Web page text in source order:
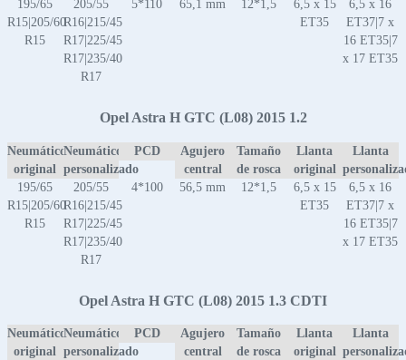
195/65
R15|205/60
R15
205/55
R16|215/45
R17|225/45
R17|235/40
R17
5*110 65,1 mm 12*1,5
6,5 x 15
ET35
6,5 x 16
ET37|7 x
16 ET35|7
x 17 ET35
Opel Astra H GTC (L08) 2015 1.2
Neumático
original
Neumático
personalizado
PCD
Agujero
central
Tamaño
de rosca
Llanta
original
Llanta
195/65
R15|205/60
R15
205/55
R16|215/45
R17|225/45
R17|235/40
R17
4*100 56,5 mm 12*1,5
6,5 x 15
ET35
6,5 x 16
ET37|7 x
16 ET35|7
x 17 ET35
Opel Astra H GTC (L08) 2015 1.3 CDTI
Neumático
original
Neumático
personalizado
PCD
Agujero
central
Tamaño
de rosca
Llanta
original
Llanta